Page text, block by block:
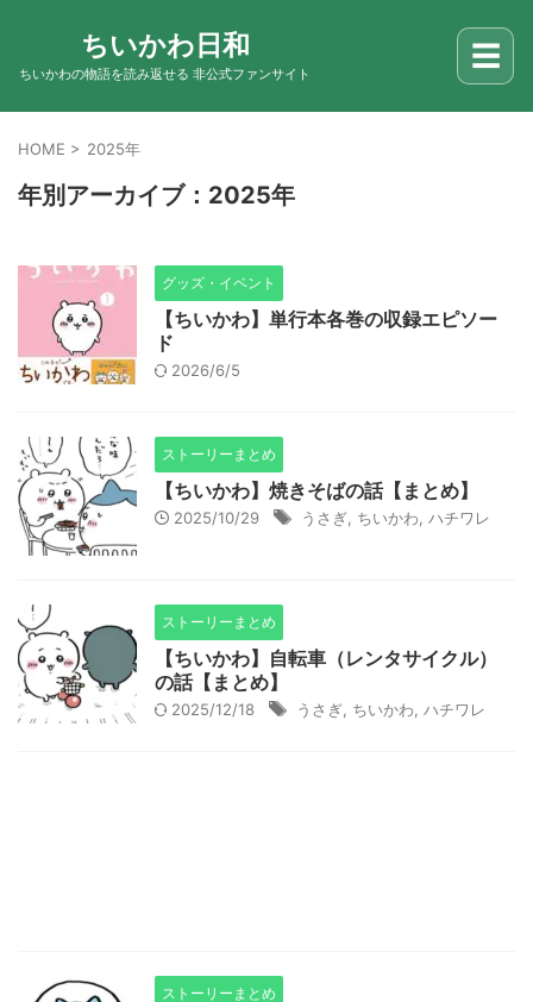
ちいかわ日和
ちいかわの物語を読み返せる 非公式ファンサイト ☰
HOME > 2025年
年別アーカイブ：2025年
グッズ・イベント
【ちいかわ】単行本各巻の収録エピソー
ド
2026/6/5
ストーリーまとめ
【ちいかわ】焼きそばの話【まとめ】
2025/10/29 うさぎ ちいかわ ハチワレ
ストーリーまとめ
【ちいかわ】自転車（レンタサイクル）
の話【まとめ】
2025/12/18 うさぎ ちいかわ ハチワレ
ストーリーまとめ